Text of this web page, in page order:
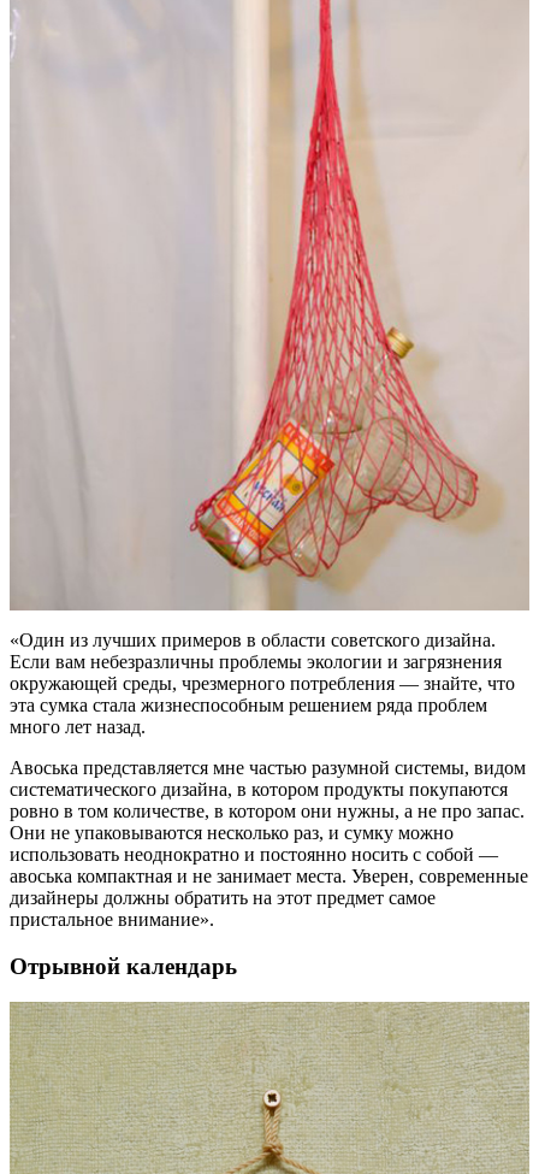
«Один из лучших примеров в области советского дизайна.
Если вам небезразличны проблемы экологии и загрязнения
окружающей среды, чрезмерного потребления — знайте, что
эта сумка стала жизнеспособным решением ряда проблем
много лет назад.
Авоська представляется мне частью разумной системы, видом
систематического дизайна, в котором продукты покупаются
ровно в том количестве, в котором они нужны, а не про запас.
Они не упаковываются несколько раз, и сумку можно
использовать неоднократно и постоянно носить с собой —
авоська компактная и не занимает места. Уверен, современные
дизайнеры должны обратить на этот предмет самое
пристальное внимание».
Отрывной календарь